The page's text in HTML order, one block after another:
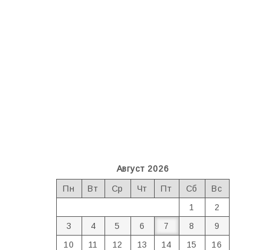
Август 2026
Пн Вт Ср Чт Пт Сб
Вс
1
2
3
4 5 6 7 8
9
10
11 12 13 14 15
16